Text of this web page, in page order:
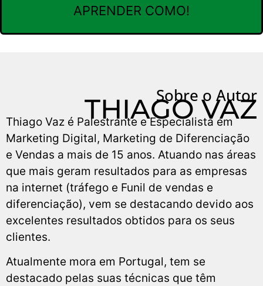
APRENDER COMO!
Sobre o Autor
THIAGO VAZ
Thiago Vaz é Palestrante e Especialista em
Marketing Digital, Marketing de Diferenciação
e Vendas a mais de 15 anos. Atuando nas áreas
que mais geram resultados para as empresas
na internet (tráfego e Funil de vendas e
diferenciação), vem se destacando devido aos
excelentes resultados obtidos para os seus
clientes.
Atualmente mora em Portugal, tem se
destacado pelas suas técnicas que têm